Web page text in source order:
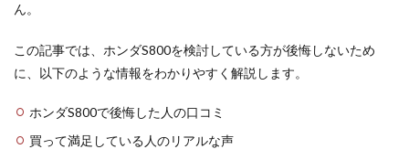
ん。
この記事では、ホンダS800を検討している方が後悔しないため
に、以下のような情報をわかりやすく解説します。
ホンダS800で後悔した人の口コミ
買って満足している人のリアルな声